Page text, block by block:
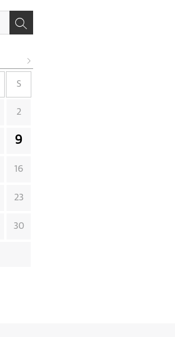
S
2
9
16
23
30